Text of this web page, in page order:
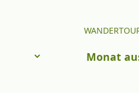
h
n
nach
Datum